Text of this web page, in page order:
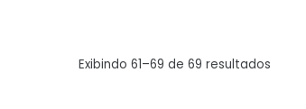
Exibindo 61–69 de 69 resultados